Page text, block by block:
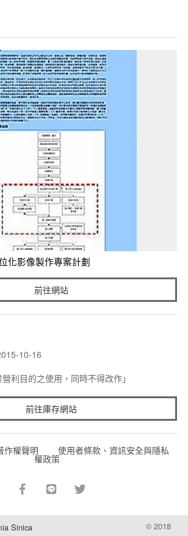
化影像製作專案計劃
前往網站
10-16
利目的之使用，同時不得改作」
前往庫存網站
作權聲明 使用者條款、資訊安全與隱私
權政策
Sinica © 2018